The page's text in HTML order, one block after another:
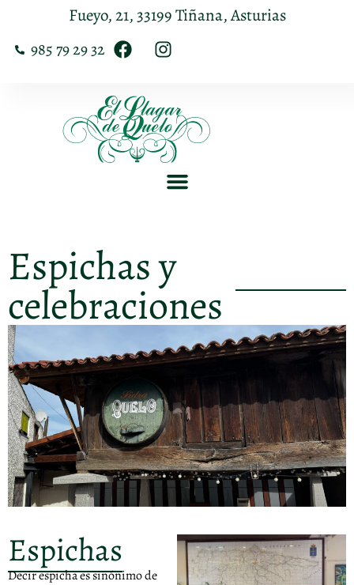
Fueyo, 21, 33199 Tiñana, Asturias
985 79 29 32
Espichas y
celebraciones
Espichas
Decir espicha es sinónimo de